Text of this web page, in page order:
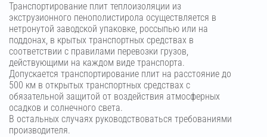
Транспортирование плит теплоизоляции из
экструзионного пенополистирола осуществляется в
нетронутой заводской упаковке, россыпью или на
поддонах, в крытых транспортных средствах в
соответствии с правилами перевозки грузов,
действующими на каждом виде транспорта.
Допускается транспортирование плит на расстояние до
500 км в открытых транспортных средствах с
обязательной защитой от воздействия атмосферных
осадков и солнечного света.
В остальных случаях руководствоваться требованиями
производителя.